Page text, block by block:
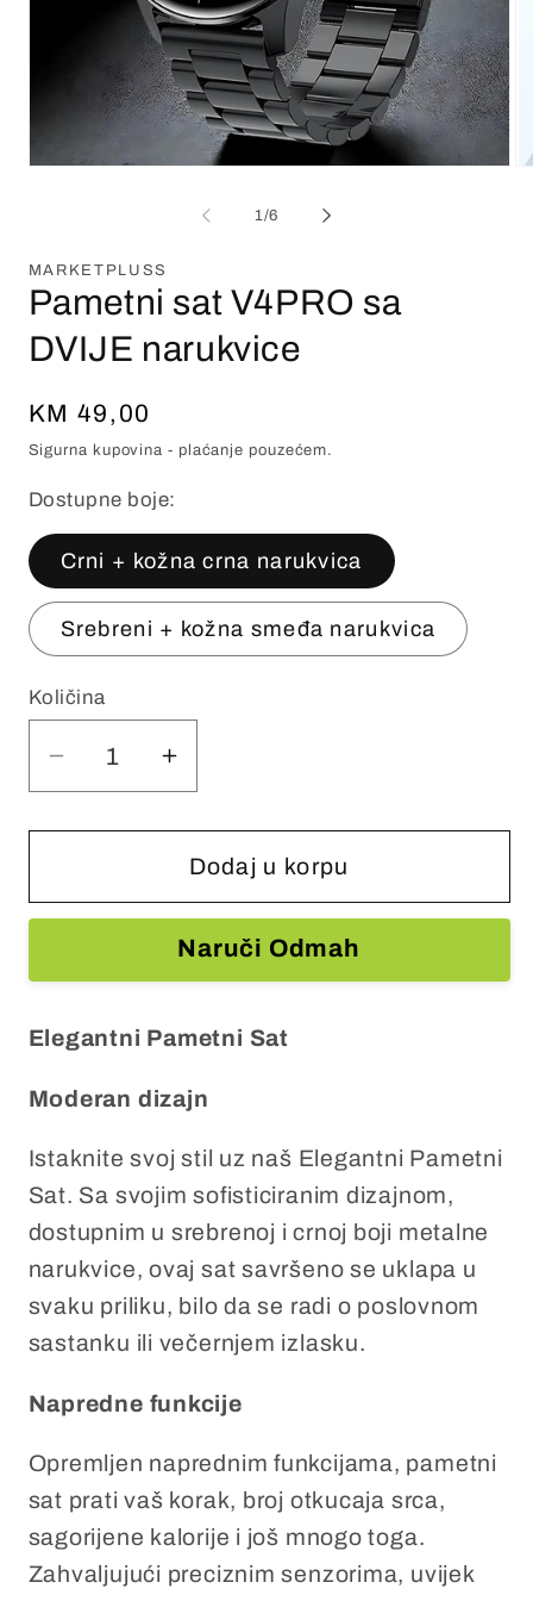
1/6
MARKETPLUSS
Pametni sat V4PRO sa
DVIJE narukvice
Redovna
cijena
KM 49,00
Sigurna kupovina - plaćanje pouzećem.
Dostupne boje:
Crni + kožna crna narukvica
Srebreni + kožna smeđa narukvica
Količina
Smanjite
količinu
za
sat
narukvice
Povećajte
količinu
za
Pametni
sat
sa
narukvice
Dodaj u korpu
Naruči Odmah
Elegantni Pametni Sat
Moderan dizajn
Istaknite svoj stil uz naš Elegantni Pametni
Sat. Sa svojim sofisticiranim dizajnom,
dostupnim u srebrenoj i crnoj boji metalne
narukvice, ovaj sat savršeno se uklapa u
svaku priliku, bilo da se radi o poslovnom
sastanku ili večernjem izlasku.
Napredne funkcije
Opremljen naprednim funkcijama, pametni
sat prati vaš korak, broj otkucaja srca,
sagorijene kalorije i još mnogo toga.
Zahvaljujući preciznim senzorima, uvijek